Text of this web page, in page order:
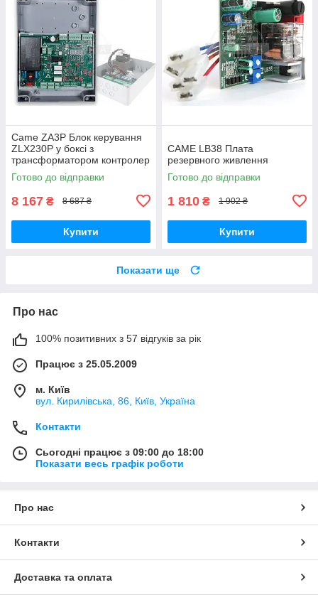
Came ZA3P Блок керування
ZLX230P у боксі з
трансформатором контролер
для розпашних воріт
Готово до відправки
8 167 ₴ 8 687 ₴
Купити
CAME LB38 Плата
резервного живлення
Готово до відправки
1 810 ₴ 1 902 ₴
Купити
Показати ще
Про нас
100% позитивних з 57 відгуків за рік
Працює з 25.05.2009
м. Київ
вул. Кирилівська, 86, Київ, Україна
Контакти
Сьогодні працює з 09:00 до 18:00
Показати весь графік роботи
Про нас
Контакти
Доставка та оплата